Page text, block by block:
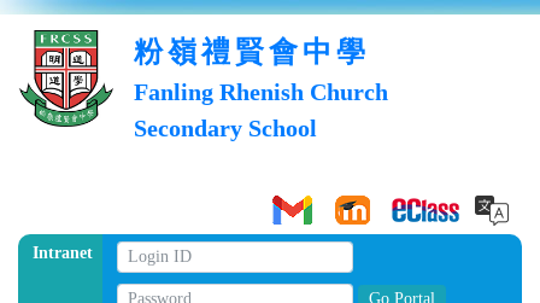
粉嶺禮賢會中學
Fanling Rhenish Church
Secondary School
Intranet